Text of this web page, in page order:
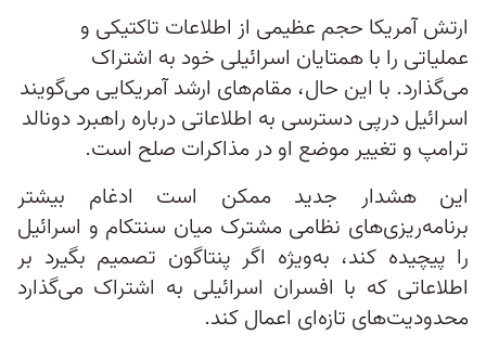
ارتش آمریکا حجم عظیمی از اطلاعات تاکتیکی و
عملیاتی را با همتایان اسرائیلی خود به اشتراک
می‌گذارد. با این حال، مقام‌های ارشد آمریکایی می‌گویند
اسرائیل درپی دسترسی به اطلاعاتی درباره راهبرد دونالد
ترامپ و تغییر موضع او در مذاکرات صلح است.
این هشدار جدید ممکن است ادغام بیشتر
برنامه‌ریزی‌های نظامی مشترک میان سنتکام و اسرائیل
را پیچیده کند، به‌ویژه اگر پنتاگون تصمیم بگیرد بر
اطلاعاتی که با افسران اسرائیلی به اشتراک می‌گذارد
محدودیت‌های تازه‌ای اعمال کند.